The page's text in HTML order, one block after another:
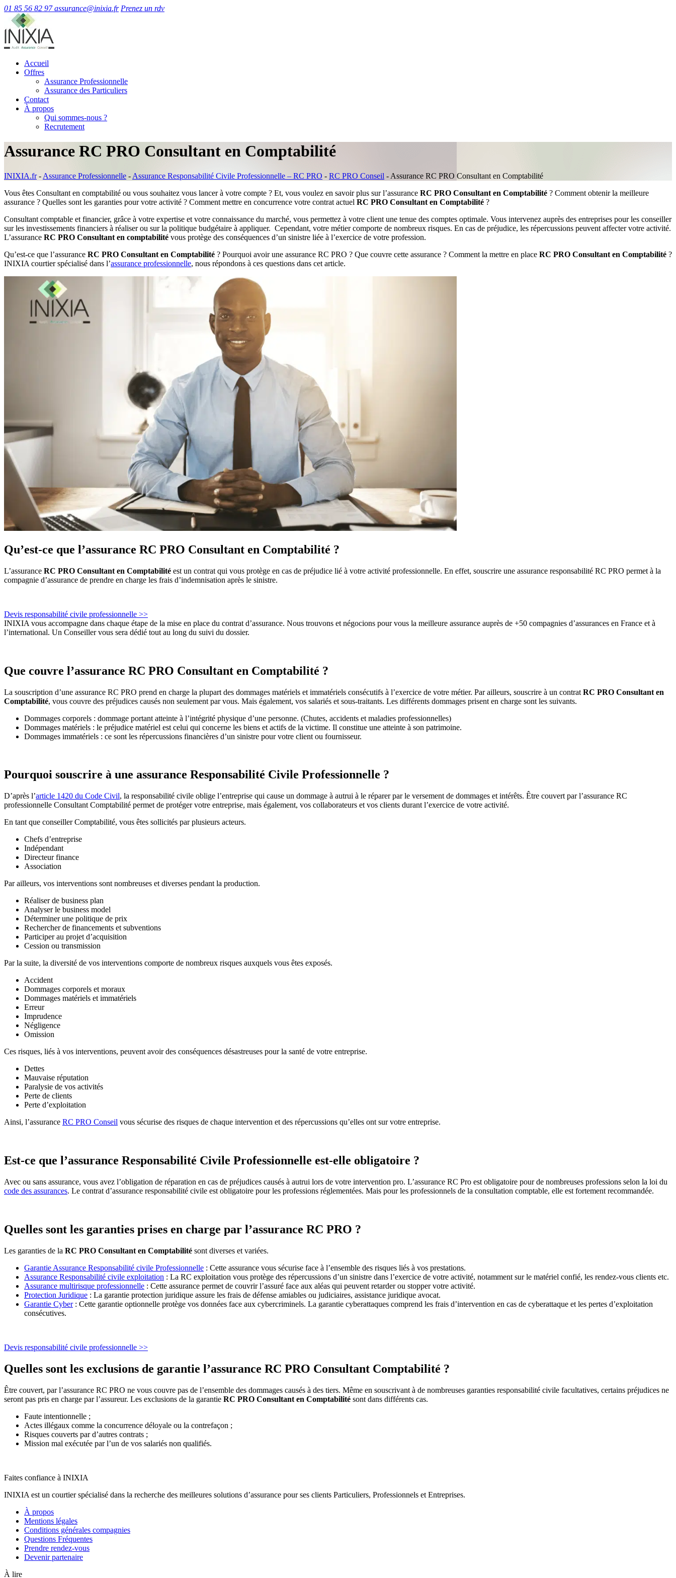
01 85 56 82 97 assurance@inixia.fr Prenez un rdv
Accueil
Offres
Assurance Professionnelle
Assurance des Particuliers
Contact
À propos
Qui sommes-nous ?
Recrutement
Assurance RC PRO Consultant en Comptabilité
INIXIA.fr- Assurance Professionnelle - Assurance Responsabilité Civile Professionnelle – RC PRO - RC PRO Conseil - Assurance RC PRO Consultant en Comptabilité
Vous êtes Consultant en comptabilité ou vous souhaitez vous lancer à votre compte ? Et, vous voulez en savoir plus sur l’assurance RC PRO Consultant en Comptabilité ? Comment obtenir la meilleure
assurance ? Quelles sont les garanties pour votre activité ? Comment mettre en concurrence votre contrat actuel RC PRO Consultant en Comptabilité ?
Consultant comptable et financier, grâce à votre expertise et votre connaissance du marché, vous permettez à votre client une tenue des comptes optimale. Vous intervenez auprès des entreprises pour les conseiller
sur les investissements financiers à réaliser ou sur la politique budgétaire à appliquer. Cependant, votre métier comporte de nombreux risques. En cas de préjudice, les répercussions peuvent affecter votre activité.
L’assurance RC PRO Consultant en comptabilité vous protège des conséquences d’un sinistre liée à l’exercice de votre profession.
Qu’est-ce que l’assurance RC PRO Consultant en Comptabilité ? Pourquoi avoir une assurance RC PRO ? Que couvre cette assurance ? Comment la mettre en place RC PRO Consultant en Comptabilité ?
INIXIA courtier spécialisé dans l’assurance professionnelle, nous répondons à ces questions dans cet article.
Qu’est-ce que l’assurance RC PRO Consultant en Comptabilité ?
L’assurance RC PRO Consultant en Comptabilité est un contrat qui vous protège en cas de préjudice lié à votre activité professionnelle. En effet, souscrire une assurance responsabilité RC PRO permet à la
compagnie d’assurance de prendre en charge les frais d’indemnisation après le sinistre.
Devis responsabilité civile professionnelle >>
INIXIA vous accompagne dans chaque étape de la mise en place du contrat d’assurance. Nous trouvons et négocions pour vous la meilleure assurance auprès de +50 compagnies d’assurances en France et à
l’international. Un Conseiller vous sera dédié tout au long du suivi du dossier.
Que couvre l’assurance RC PRO Consultant en Comptabilité ?
La souscription d’une assurance RC PRO prend en charge la plupart des dommages matériels et immatériels consécutifs à l’exercice de votre métier. Par ailleurs, souscrire à un contrat RC PRO Consultant en
Comptabilité, vous couvre des préjudices causés non seulement par vous. Mais également, vos salariés et sous-traitants. Les différents dommages prisent en charge sont les suivants.
Dommages corporels : dommage portant atteinte à l’intégrité physique d’une personne. (Chutes, accidents et maladies professionnelles)
Dommages matériels : le préjudice matériel est celui qui concerne les biens et actifs de la victime. Il constitue une atteinte à son patrimoine.
Dommages immatériels : ce sont les répercussions financières d’un sinistre pour votre client ou fournisseur.
Pourquoi souscrire à une assurance Responsabilité Civile Professionnelle ?
D’après l’article 1420 du Code Civil, la responsabilité civile oblige l’entreprise qui cause un dommage à autrui à le réparer par le versement de dommages et intérêts. Être couvert par l’assurance RC
professionnelle Consultant Comptabilité permet de protéger votre entreprise, mais également, vos collaborateurs et vos clients durant l’exercice de votre activité.
En tant que conseiller Comptabilité, vous êtes sollicités par plusieurs acteurs.
Chefs d’entreprise
Indépendant
Directeur finance
Association
Par ailleurs, vos interventions sont nombreuses et diverses pendant la production.
Réaliser de business plan
Analyser le business model
Déterminer une politique de prix
Rechercher de financements et subventions
Participer au projet d’acquisition
Cession ou transmission
Par la suite, la diversité de vos interventions comporte de nombreux risques auxquels vous êtes exposés.
Accident
Dommages corporels et moraux
Dommages matériels et immatériels
Erreur
Imprudence
Négligence
Omission
Ces risques, liés à vos interventions, peuvent avoir des conséquences désastreuses pour la santé de votre entreprise.
Dettes
Mauvaise réputation
Paralysie de vos activités
Perte de clients
Perte d’exploitation
Ainsi, l’assurance RC PRO Conseil vous sécurise des risques de chaque intervention et des répercussions qu’elles ont sur votre entreprise.
Est-ce que l’assurance Responsabilité Civile Professionnelle est-elle obligatoire ?
Avec ou sans assurance, vous avez l’obligation de réparation en cas de préjudices causés à autrui lors de votre intervention pro. L’assurance RC Pro est obligatoire pour de nombreuses professions selon la loi du
code des assurances. Le contrat d’assurance responsabilité civile est obligatoire pour les professions réglementées. Mais pour les professionnels de la consultation comptable, elle est fortement recommandée.
Quelles sont les garanties prises en charge par l’assurance RC PRO ?
Les garanties de la RC PRO Consultant en Comptabilité sont diverses et variées.
Garantie Assurance Responsabilité civile Professionnelle : Cette assurance vous sécurise face à l’ensemble des risques liés à vos prestations.
Assurance Responsabilité civile exploitation : La RC exploitation vous protège des répercussions d’un sinistre dans l’exercice de votre activité, notamment sur le matériel confié, les rendez-vous clients etc.
Assurance multirisque professionnelle : Cette assurance permet de couvrir l’assuré face aux aléas qui peuvent retarder ou stopper votre activité.
Protection Juridique : La garantie protection juridique assure les frais de défense amiables ou judiciaires, assistance juridique avocat.
Garantie Cyber: Cette garantie optionnelle protège vos données face aux cybercriminels. La garantie cyberattaques comprend les frais d’intervention en cas de cyberattaque et les pertes d’exploitation
consécutives.
Devis responsabilité civile professionnelle >>
Quelles sont les exclusions de garantie l’assurance RC PRO Consultant Comptabilité ?
Être couvert, par l’assurance RC PRO ne vous couvre pas de l’ensemble des dommages causés à des tiers. Même en souscrivant à de nombreuses garanties responsabilité civile facultatives, certains préjudices ne
seront pas pris en charge par l’assureur. Les exclusions de la garantie RC PRO Consultant en Comptabilité sont dans différents cas.
Faute intentionnelle ;
Actes illégaux comme la concurrence déloyale ou la contrefaçon ;
Risques couverts par d’autres contrats ;
Mission mal exécutée par l’un de vos salariés non qualifiés.
Faites confiance à INIXIA
INIXIA est un courtier spécialisé dans la recherche des meilleures solutions d’assurance pour ses clients Particuliers, Professionnels et Entreprises.
À propos
Mentions légales
Conditions générales compagnies
Questions Fréquentes
Prendre rendez-vous
Devenir partenaire
À lire